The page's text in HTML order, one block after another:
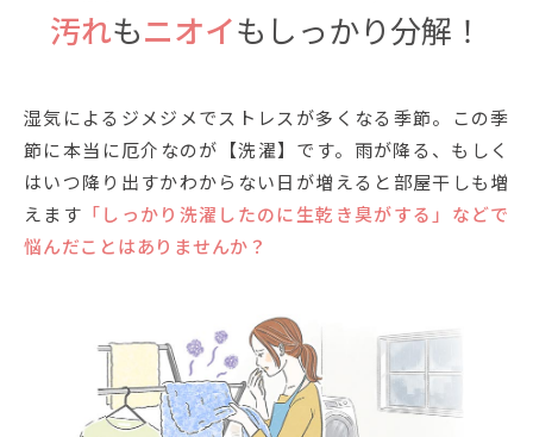
汚れもニオイもしっかり分解！
湿気によるジメジメでストレスが多くなる季節。この季
節に本当に厄介なのが【洗濯】です。雨が降る、もしく
はいつ降り出すかわからない日が増えると部屋干しも増
えます 「しっかり洗濯したのに生乾き臭がする」などで
悩んだことはありませんか？